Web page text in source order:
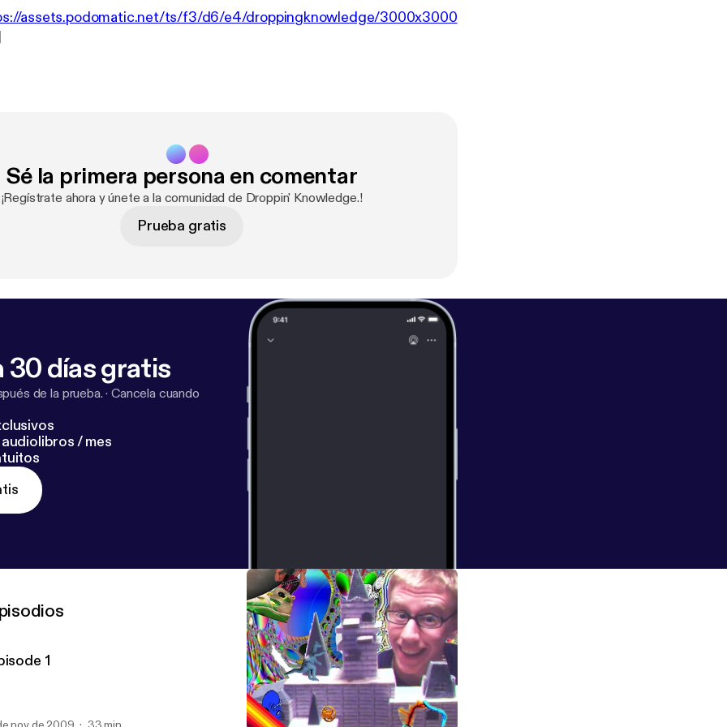
assets.podomatic.net/ts/f3/d6/e4/droppingknowledge/3000x3000
Sé la primera persona en comentar
¡Regístrate ahora y únete a la comunidad de Droppin' Knowledge.!
Prueba gratis
días gratis
de la prueba. ·Cancela cuando
/ mes
1